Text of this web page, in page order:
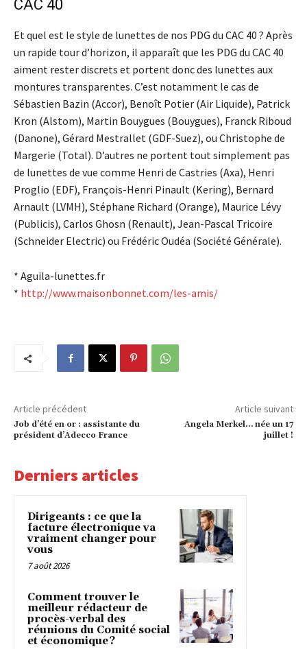
CAC 40
Et quel est le style de lunettes de nos PDG du CAC 40 ? Après
un rapide tour d’horizon, il apparaît que les PDG du CAC 40
aiment rester discrets et portent donc des lunettes aux
montures transparentes. C’est notamment le cas de
Sébastien Bazin (Accor), Benoît Potier (Air Liquide), Patrick
Kron (Alstom), Martin Bouygues (Bouygues), Franck Riboud
(Danone), Gérard Mestrallet (GDF-Suez), ou Christophe de
Margerie (Total). D’autres ne portent tout simplement pas
de lunettes de vue comme Henri de Castries (Axa), Henri
Proglio (EDF), François-Henri Pinault (Kering), Bernard
Arnault (LVMH), Stéphane Richard (Orange), Maurice Lévy
(Publicis), Carlos Ghosn (Renault), Jean-Pascal Tricoire
(Schneider Electric) ou Frédéric Oudéa (Société Générale).
* Aguila-lunettes.fr
* http://www.maisonbonnet.com/les-amis/
Article précédent
Job d’été en or : assistante du
président d’Adecco France
Article suivant
Angela Merkel… née un 17
juillet !
Derniers articles
Dirigeants : ce que la
facture électronique va
vraiment changer pour
vous
7 août 2026
Comment trouver le
meilleur rédacteur de
procès-verbal des
réunions du Comité social
et économique ?